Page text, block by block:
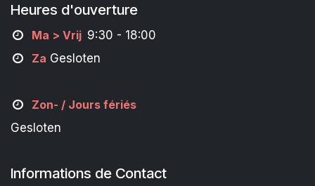
Heures d'ouverture
Ma > Vrij 9:30 - 18:00
Za Gesloten
Zon- / Jours fériés
Gesloten
Informations de Contact